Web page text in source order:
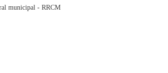
municipal - RRCM